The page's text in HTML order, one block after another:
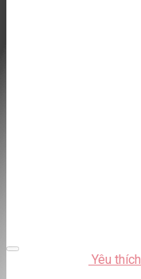
Yêu thích